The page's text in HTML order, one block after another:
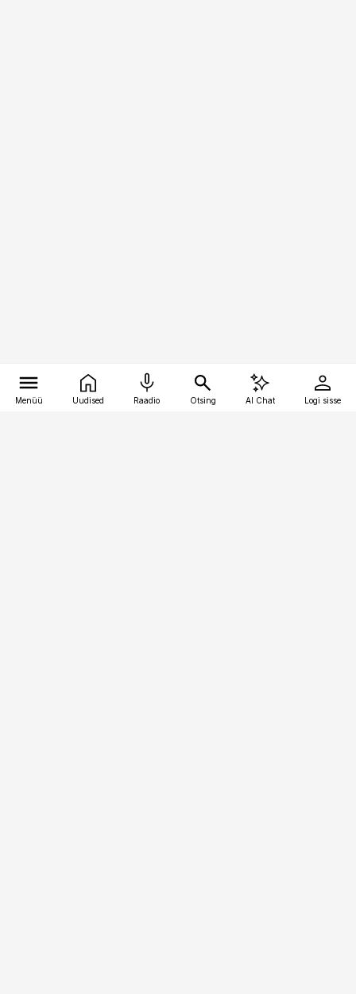
Menüü Uudised Raadio Otsing AI Chat Logi sisse